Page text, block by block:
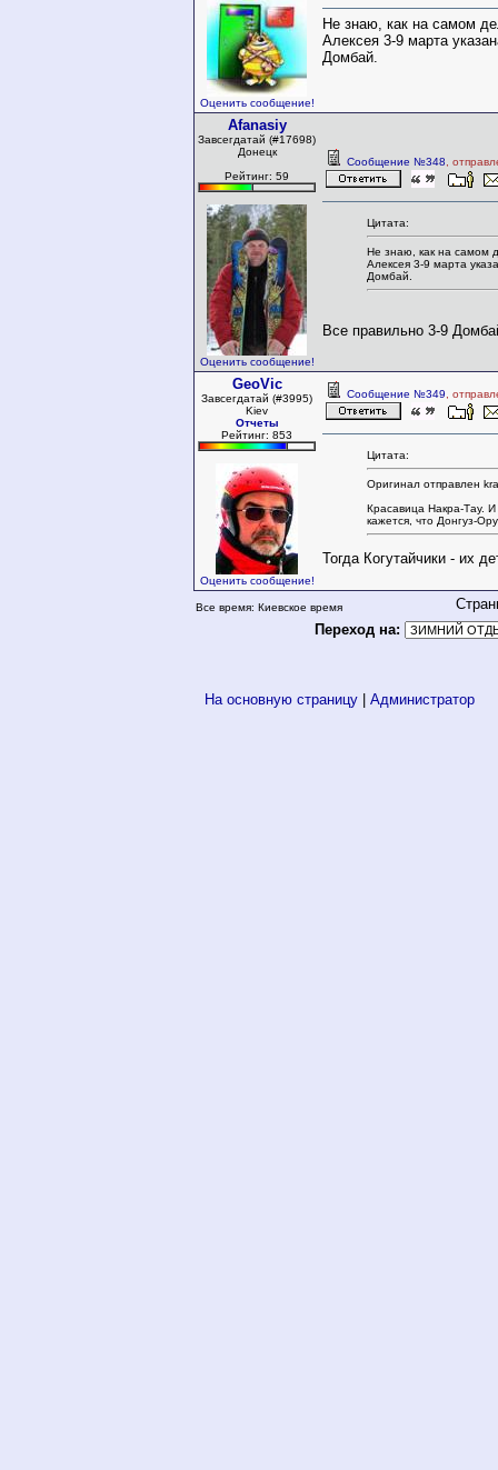
Оценить сообщение!
Не знаю, как на самом
Алексея 3-9 марта
Домбай.
Afanasiy
Завсегдатай (#17698)
Донецк
Рейтинг: 59
Оценить сообщение!
Сообщение №348 ,
Цитата:
Не знаю, как на самом
Алексея 3-9 марта
Домбай.
Все правильно 3-9
GeoVic
Завсегдатай (#3995)
Kiev
Отчеты
Рейтинг: 853
Оценить сообщение!
Сообщение №349 ,
Цитата:
Оригинал отправлен
Красавица Накра-Тау.
кажется, что Донгуз-
Тогда Когутайчики - их
Все время: Киевское время
Переход на:
На основную страницу Администратор